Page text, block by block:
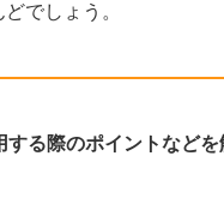
でしょう。
る際のポイントなどを